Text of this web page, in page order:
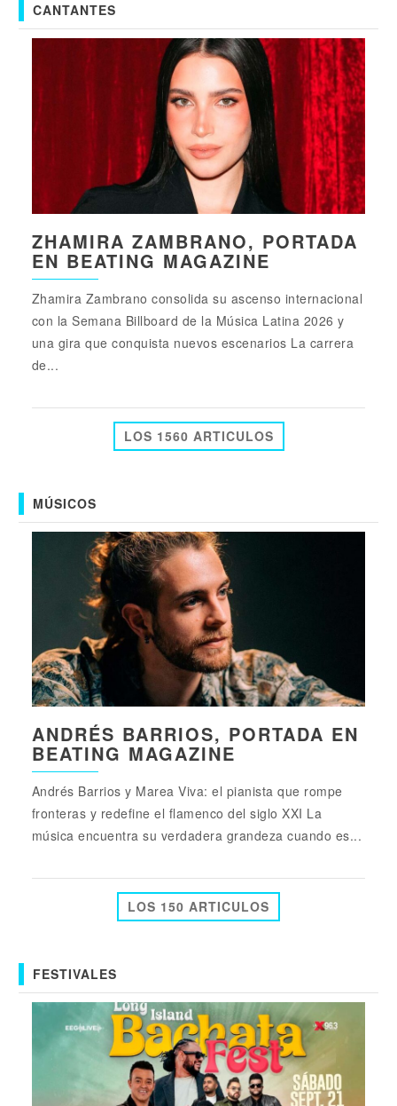
CANTANTES
ZHAMIRA ZAMBRANO, PORTADA
EN BEATING MAGAZINE
Zhamira Zambrano consolida su ascenso internacional
con la Semana Billboard de la Música Latina 2026 y
una gira que conquista nuevos escenarios La carrera
de...
LOS 1560 ARTICULOS
MÚSICOS
ANDRÉS BARRIOS, PORTADA EN
BEATING MAGAZINE
Andrés Barrios y Marea Viva: el pianista que rompe
fronteras y redefine el flamenco del siglo XXI La
música encuentra su verdadera grandeza cuando es...
LOS 150 ARTICULOS
FESTIVALES